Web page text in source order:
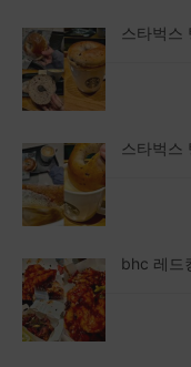
스타벅스
스타벅스
bhc 레드